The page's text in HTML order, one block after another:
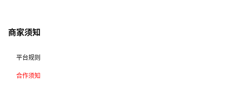
商家须知
平台规则
合作须知